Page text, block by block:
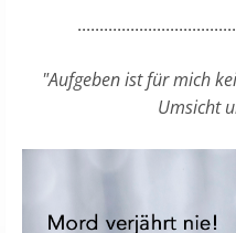
"Aufgeben ist für mich
Umsicht